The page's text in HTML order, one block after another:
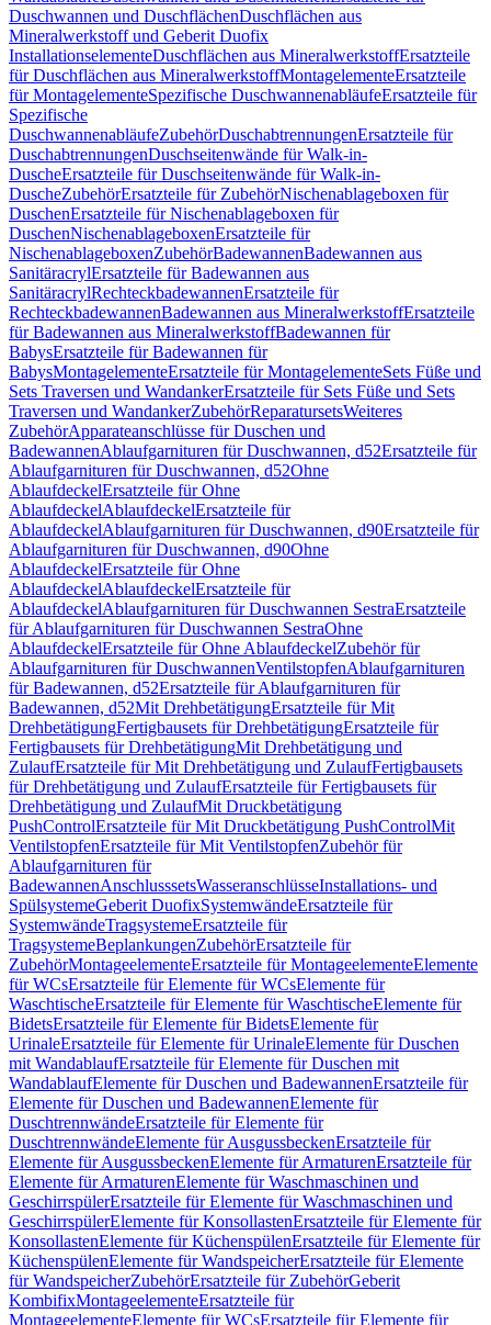
Duschwannen und DuschflächenDuschflächen aus
Mineralwerkstoff und Geberit Duofix
InstallationselementeDuschflächen aus MineralwerkstoffErsatzteile
für Duschflächen aus MineralwerkstoffMontagelementeErsatzteile
für MontagelementeSpezifische DuschwannenabläufeErsatzteile für
Spezifische
DuschwannenabläufeZubehörDuschabtrennungenErsatzteile für
DuschabtrennungenDuschseitenwände für Walk-in-
DuscheErsatzteile für Duschseitenwände für Walk-in-
DuscheZubehörErsatzteile für ZubehörNischenablageboxen für
DuschenErsatzteile für Nischenablageboxen für
DuschenNischenablageboxenErsatzteile für
NischenablageboxenZubehörBadewannenBadewannen aus
SanitäracrylErsatzteile für Badewannen aus
SanitäracrylRechteckbadewannenErsatzteile für
RechteckbadewannenBadewannen aus MineralwerkstoffErsatzteile
für Badewannen aus MineralwerkstoffBadewannen für
BabysErsatzteile für Badewannen für
BabysMontagelementeErsatzteile für MontagelementeSets Füße und
Sets Traversen und WandankerErsatzteile für Sets Füße und Sets
Traversen und WandankerZubehörReparatursetsWeiteres
ZubehörApparateanschlüsse für Duschen und
BadewannenAblaufgarnituren für Duschwannen, d52Ersatzteile für
Ablaufgarnituren für Duschwannen, d52Ohne
AblaufdeckelErsatzteile für Ohne
AblaufdeckelAblaufdeckelErsatzteile für
AblaufdeckelAblaufgarnituren für Duschwannen, d90Ersatzteile für
Ablaufgarnituren für Duschwannen, d90Ohne
AblaufdeckelErsatzteile für Ohne
AblaufdeckelAblaufdeckelErsatzteile für
AblaufdeckelAblaufgarnituren für Duschwannen SestraErsatzteile
für Ablaufgarnituren für Duschwannen SestraOhne
AblaufdeckelErsatzteile für Ohne AblaufdeckelZubehör für
Ablaufgarnituren für DuschwannenVentilstopfenAblaufgarnituren
für Badewannen, d52Ersatzteile für Ablaufgarnituren für
Badewannen, d52Mit DrehbetätigungErsatzteile für Mit
DrehbetätigungFertigbausets für DrehbetätigungErsatzteile für
Fertigbausets für DrehbetätigungMit Drehbetätigung und
ZulaufErsatzteile für Mit Drehbetätigung und ZulaufFertigbausets
für Drehbetätigung und ZulaufErsatzteile für Fertigbausets für
Drehbetätigung und ZulaufMit Druckbetätigung
PushControlErsatzteile für Mit Druckbetätigung PushControlMit
VentilstopfenErsatzteile für Mit VentilstopfenZubehör für
Ablaufgarnituren für
BadewannenAnschlusssetsWasseranschlüsseInstallations- und
SpülsystemeGeberit DuofixSystemwändeErsatzteile für
SystemwändeTragsystemeErsatzteile für
TragsystemeBeplankungenZubehörErsatzteile für
ZubehörMontageelementeErsatzteile für MontageelementeElemente
für WCsErsatzteile für Elemente für WCsElemente für
WaschtischeErsatzteile für Elemente für WaschtischeElemente für
BidetsErsatzteile für Elemente für BidetsElemente für
UrinaleErsatzteile für Elemente für UrinaleElemente für Duschen
mit WandablaufErsatzteile für Elemente für Duschen mit
WandablaufElemente für Duschen und BadewannenErsatzteile für
Elemente für Duschen und BadewannenElemente für
DuschtrennwändeErsatzteile für Elemente für
DuschtrennwändeElemente für AusgussbeckenErsatzteile für
Elemente für AusgussbeckenElemente für ArmaturenErsatzteile für
Elemente für ArmaturenElemente für Waschmaschinen und
GeschirrspülerErsatzteile für Elemente für Waschmaschinen und
GeschirrspülerElemente für KonsollastenErsatzteile für Elemente für
KonsollastenElemente für KüchenspülenErsatzteile für Elemente für
KüchenspülenElemente für WandspeicherErsatzteile für Elemente
für WandspeicherZubehörErsatzteile für ZubehörGeberit
KombifixMontageelementeErsatzteile für
MontageelementeElemente für WCsErsatzteile für Elemente für